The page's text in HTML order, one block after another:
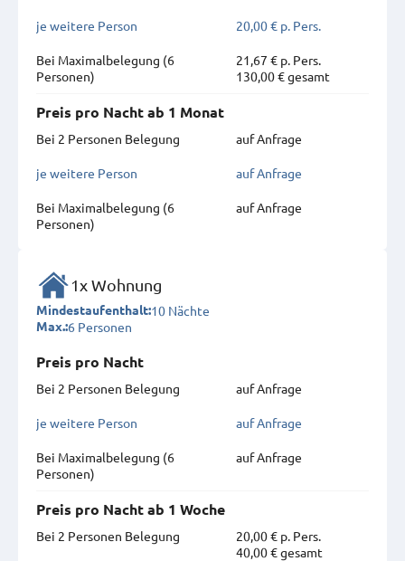
je weitere Person 20,00 € p. Pers.
Bei Maximal­belegung (6
Personen)
21,67 € p. Pers.
130,00 € gesamt
Preis pro Nacht ab 1 Monat
Bei 2 Personen Belegung
auf Anfrage
je weitere Person auf Anfrage
Bei Maximal­belegung (6
Personen)
auf Anfrage
1x Wohnung
Mindestaufenthalt:10 Nächte
Max.:6 Personen
Preis pro Nacht
Bei 2 Personen Belegung
auf Anfrage
je weitere Person auf Anfrage
Bei Maximal­belegung (6
Personen)
auf Anfrage
Preis pro Nacht ab 1 Woche
Bei 2 Personen Belegung
20,00 € p. Pers.
40,00 € gesamt